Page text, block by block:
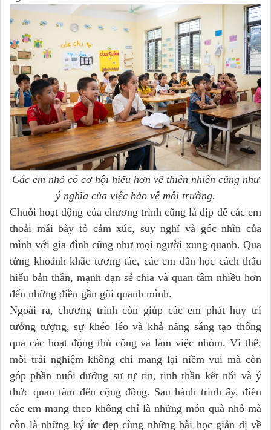
Các em nhỏ có cơ hội hiểu hơn về thiên nhiên cũng như
ý nghĩa của việc bảo vệ môi trường.
Chuỗi hoạt động của chương trình cũng là dịp để các em
thoải mái bày tỏ cảm xúc, suy nghĩ và góc nhìn của
mình với gia đình cũng như mọi người xung quanh. Qua
từng khoảnh khắc tương tác, các em dần học cách thấu
hiểu bản thân, mạnh dạn sẻ chia và quan tâm nhiều hơn
đến những điều gần gũi quanh mình.
Ngoài ra, chương trình còn giúp các em phát huy trí
tưởng tượng, sự khéo léo và khả năng sáng tạo thông
qua các hoạt động thủ công và làm việc nhóm. Vì thế,
mỗi trải nghiệm không chỉ mang lại niềm vui mà còn
góp phần nuôi dưỡng sự tự tin, tinh thần kết nối và ý
thức quan tâm đến cộng đồng. Sau hành trình ấy, điều
các em mang theo không chỉ là những món quà nhỏ mà
còn là những ký ức đẹp cùng những bài học giản dị về